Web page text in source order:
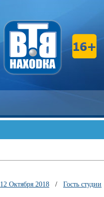
12 Октября 2018 / Гость студии